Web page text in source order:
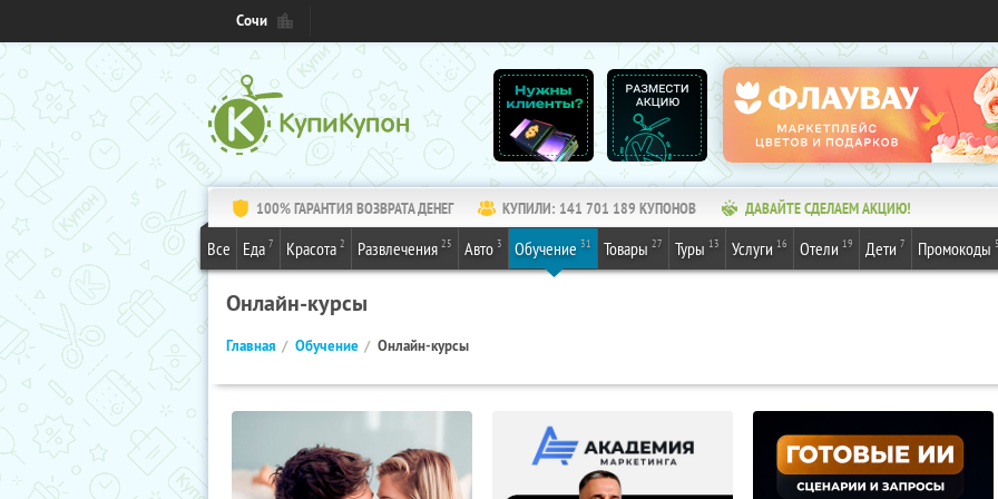
Сочи
100% ГАРАНТИЯ ВОЗВРАТА ДЕНЕГ КУПИЛИ: 141 701 189 КУПОНОВ ДАВАЙТЕ СДЕЛАЕМ АКЦИЮ!
Все Еда 7 Красота 2 Развлечения 25 Авто 3 Обучение 31 Товары 27 Туры 13 Услуги 16 Отели 19 Дети 7 Промокоды
Онлайн-курсы
Главная Обучение Онлайн-курсы